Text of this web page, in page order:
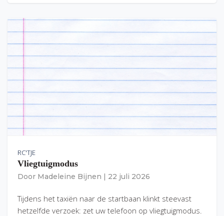
RC'TJE
Vliegtuigmodus
Door Madeleine Bijnen 22 juli 2026
Tijdens het taxiën naar de startbaan klinkt steevast
hetzelfde verzoek: zet uw telefoon op vliegtuigmodus.